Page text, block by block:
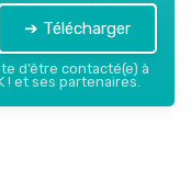
➔ Télécharger
d’être contacté(e) à
! et ses partenaires.